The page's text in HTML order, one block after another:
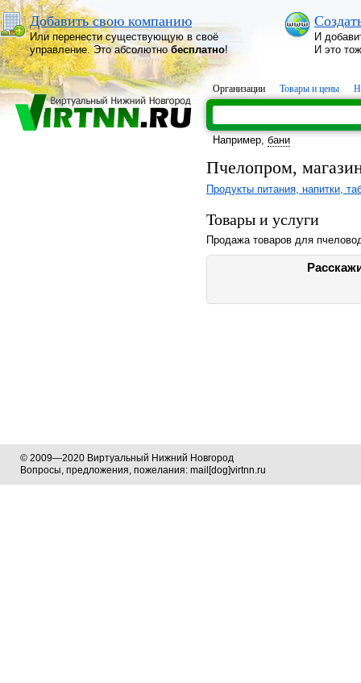
Добавить свою компанию
Или перенести существующую в своё
управление. Это абсолютнобесплатно!
И
И это
Организации Товары и цены
Например, бани
Пчелопром,
Продукты питания, напитки,
Товары и услуги
Продажа товаров для
© 2009—2020 Виртуальный Нижний Новгород
Вопросы, предложения, пожелания: mail[dog]virtnn.ru